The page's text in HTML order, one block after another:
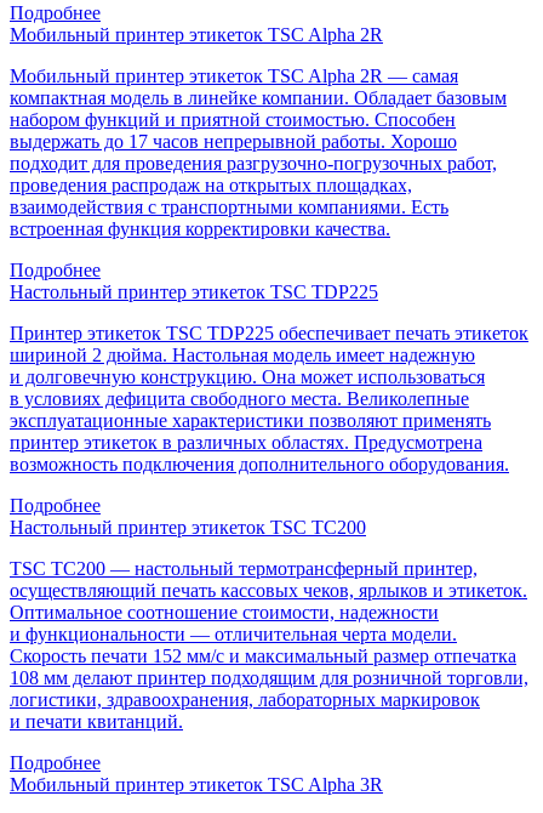
Подробнее
Мобильный принтер этикеток TSC Alpha 2R
Мобильный принтер этикеток TSC Alpha 2R — самая
компактная модель в линейке компании. Обладает базовым
набором функций и приятной стоимостью. Способен
выдержать до 17 часов непрерывной работы. Хорошо
подходит для проведения разгрузочно-погрузочных работ,
проведения распродаж на открытых площадках,
взаимодействия с транспортными компаниями. Есть
встроенная функция корректировки качества.
Подробнее
Настольный принтер этикеток TSC TDP225
Принтер этикеток TSC TDP225 обеспечивает печать этикеток
шириной 2 дюйма. Настольная модель имеет надежную
и долговечную конструкцию. Она может использоваться
в условиях дефицита свободного места. Великолепные
эксплуатационные характеристики позволяют применять
принтер этикеток в различных областях. Предусмотрена
возможность подключения дополнительного оборудования.
Подробнее
Настольный принтер этикеток TSC TC200
TSC TC200 — настольный термотрансферный принтер,
осуществляющий печать кассовых чеков, ярлыков и этикеток.
Оптимальное соотношение стоимости, надежности
и функциональности — отличительная черта модели.
Скорость печати 152 мм/с и максимальный размер отпечатка
108 мм делают принтер подходящим для розничной торговли,
логистики, здравоохранения, лабораторных маркировок
и печати квитанций.
Подробнее
Мобильный принтер этикеток TSC Alpha 3R